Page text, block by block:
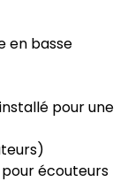
en basse
pour une
écouteurs